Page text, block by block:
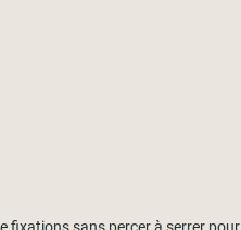
fixations sans percer à serrer pour